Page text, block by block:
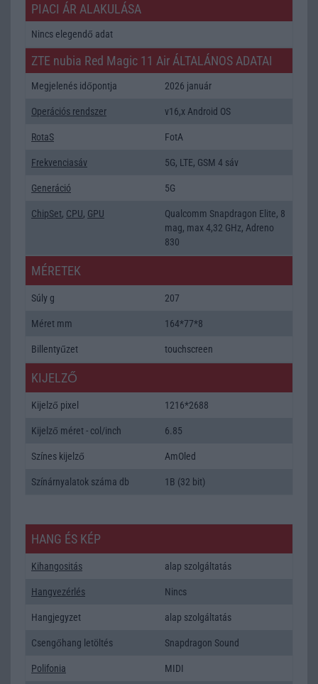
PIACI ÁR ALAKULÁSA
Nincs elegendő adat
ZTE nubia Red Magic 11 Air ÁLTALÁNOS ADATAI
Megjelenés időpontja 2026 január
Operációs rendszer v16,x Android OS
RotaS FotA
Frekvenciasáv 5G, LTE, GSM 4 sáv
Generáció 5G
ChipSet, CPU, GPU
Qualcomm Snapdragon Elite, 8
mag, max 4,32 GHz, Adreno
830
MÉRETEK
Súly g 207
Méret mm 164*77*8
Billentyűzet touchscreen
KIJELZŐ
Kijelző pixel 1216*2688
Kijelző méret - col/inch 6.85
Színes kijelző AmOled
Színárnyalatok száma db 1B (32 bit)
HANG ÉS KÉP
Kihangositás alap szolgáltatás
Hangvezérlés Nincs
Hangjegyzet alap szolgáltatás
Csengőhang letöltés Snapdragon Sound
Polifonia MIDI